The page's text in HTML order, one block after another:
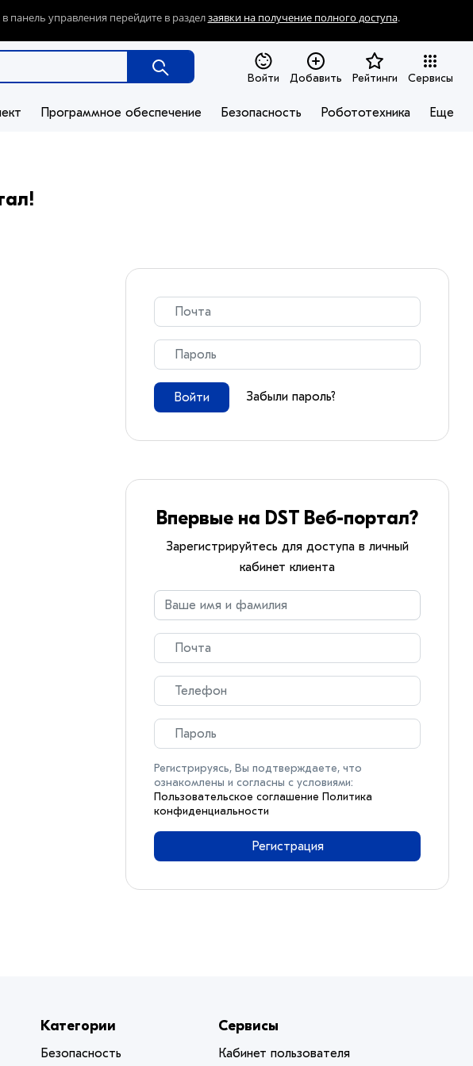
панель управления перейдите в разделзаявки на получение полного доступа.
Войти Добавить Рейтинги Сервисы
Программное обеспечение Безопасность Робототехника Еще
Войти Забыли пароль?
Впервые на DST Веб-портал?
Зарегистрируйтесь для доступа в личный
кабинет клиента
Регистрируясь, Вы подтверждаете, что
ознакомлены и согласны с условиями:
Пользовательское соглашение Политика
конфиденциальности
Регистрация
Категории
Безопасность
Сервисы
Кабинет пользователя